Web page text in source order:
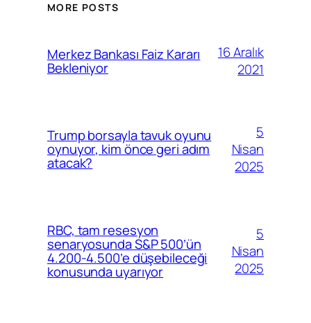
MORE POSTS
Merkez Bankası Faiz Kararı
Bekleniyor
16 Aralık
2021
Trump borsayla tavuk oyunu
oynuyor, kim önce geri adım
atacak?
5
Nisan
2025
RBC, tam resesyon
senaryosunda S&P 500’ün
4.200-4.500’e düşebileceği
konusunda uyarıyor
5
Nisan
2025